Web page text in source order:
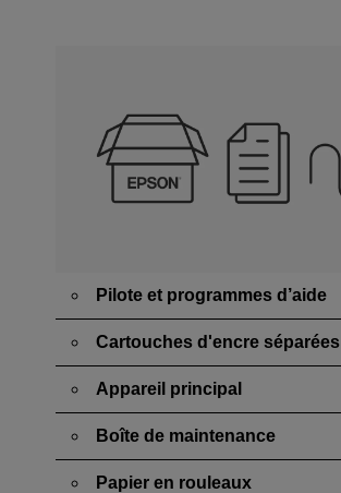
Pilote et programmes d’aide
Cartouches d'encre séparées
Appareil principal
Boîte de maintenance
Papier en rouleaux